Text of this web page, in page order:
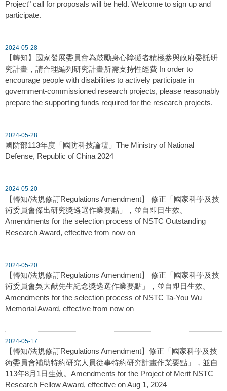
Project" call for proposals will be held. Welcome to sign up and
participate.
2024-05-28
【轉知】國家發展委員會為鼓勵身心障礙者積極參與政府委託研
究計畫，請合理編列研究計畫所需支持性經費 In order to
encourage people with disabilities to actively participate in
government-commissioned research projects, please reasonably
prepare the supporting funds required for the research projects.
2024-05-28
國防部113年度「國防科技論壇」The Ministry of National
Defense, Republic of China 2024
2024-05-20
【轉知/法規修訂Regulations Amendment】 修正「國家科學及技
術委員會傑出研究獎遴選作業要點」，並自即日生效。
Amendments for the selection process of NSTC Outstanding
Research Award, effective from now on
2024-05-20
【轉知/法規修訂Regulations Amendment】 修正「國家科學及技
術委員會吳大猷先生紀念獎遴選作業要點」，並自即日生效。
Amendments for the selection process of NSTC Ta-You Wu
Memorial Award, effective from now on
2024-05-17
【轉知/法規修訂Regulations Amendment】修正「國家科學及技
術委員會補助特約研究人員從事特約研究計畫作業要點」，並自
113年8月1日生效。Amendments for the Project of Merit NSTC
Research Fellow Award, effective on Aug 1, 2024